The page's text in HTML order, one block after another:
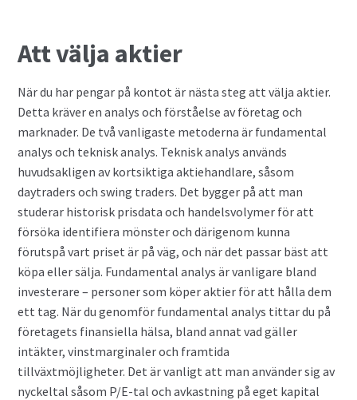
Att välja aktier
När du har pengar på kontot är nästa steg att välja aktier.
Detta kräver en analys och förståelse av företag och
marknader. De två vanligaste metoderna är fundamental
analys och teknisk analys. Teknisk analys används
huvudsakligen av kortsiktiga aktiehandlare, såsom
daytraders och swing traders. Det bygger på att man
studerar historisk prisdata och handelsvolymer för att
försöka identifiera mönster och därigenom kunna
förutspå vart priset är på väg, och när det passar bäst att
köpa eller sälja. Fundamental analys är vanligare bland
investerare – personer som köper aktier för att hålla dem
ett tag. När du genomför fundamental analys tittar du på
företagets finansiella hälsa, bland annat vad gäller
intäkter, vinstmarginaler och framtida
tillväxtmöjligheter. Det är vanligt att man använder sig av
nyckeltal såsom P/E-tal och avkastning på eget kapital